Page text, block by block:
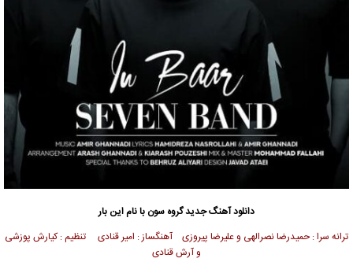
دانلود آهنگ جدیدگروه سون با نام این بار
ترانه سرا : حمیدرضا نصرالهی و علیرضا پیروزی آهنگساز : امیر قنادی تنظیم : کیارش پوزشی
و آرش قنادی